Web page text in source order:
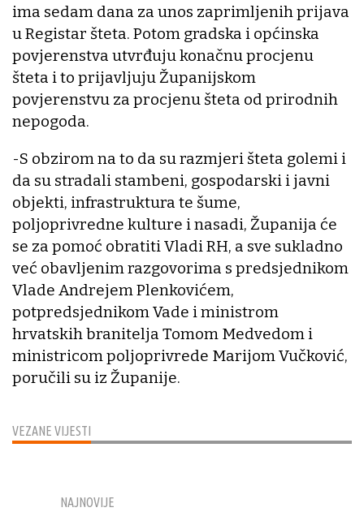
VEZANE VIJESTI
ima sedam dana za unos zaprimljenih prijava
u Registar šteta. Potom gradska i općinska
povjerenstva utvrđuju konačnu procjenu
šteta i to prijavljuju Županijskom
povjerenstvu za procjenu šteta od prirodnih
nepogoda.
-S obzirom na to da su razmjeri šteta golemi i
da su stradali stambeni, gospodarski i javni
objekti, infrastruktura te šume,
poljoprivredne kulture i nasadi, Županija će
se za pomoć obratiti Vladi RH, a sve sukladno
već obavljenim razgovorima s predsjednikom
Vlade Andrejem Plenkovićem,
potpredsjednikom Vade i ministrom
hrvatskih branitelja Tomom Medvedom i
ministricom poljoprivrede Marijom Vučković,
poručili su iz Županije.
NAJNOVIJE